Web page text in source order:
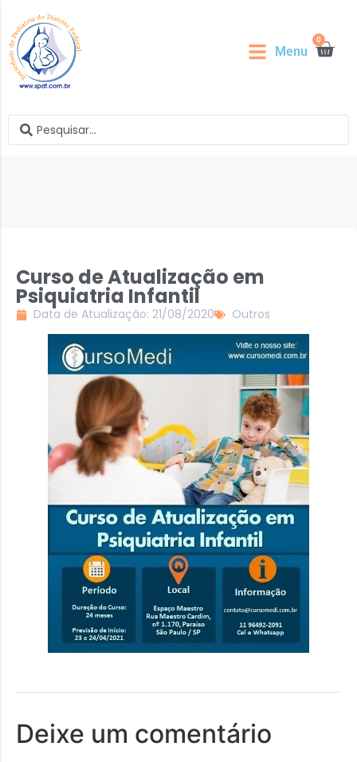
0
Menu
Curso de Atualização em
Psiquiatria Infantil
Data de Atualização: 21/08/2020 Outros
Deixe um comentário